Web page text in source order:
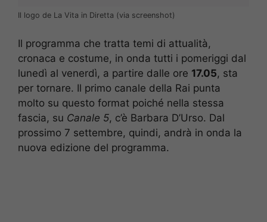
Il logo de La Vita in Diretta (via screenshot)
Il programma che tratta temi di attualità,
cronaca e costume, in onda tutti i pomeriggi dal
lunedì al venerdì, a partire dalle ore 17.05, sta
per tornare. Il primo canale della Rai punta
molto su questo format poiché nella stessa
fascia, su Canale 5, c’è Barbara D’Urso. Dal
prossimo 7 settembre, quindi, andrà in onda la
nuova edizione del programma.